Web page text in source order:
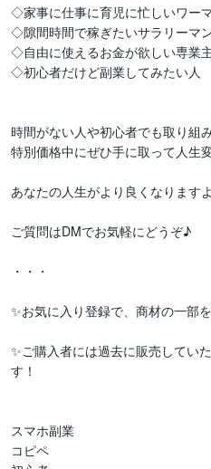
◇家事に仕事に育児に忙しいワー
◇隙間時間で稼ぎたいサラリーマ
◇自由に使えるお金が欲しい専業
◇初心者だけど副業してみたい人
時間がない人や初心者でも取り組
特別価格中にぜひ手に取って人生
あなたの人生がより良くなります
ご質問はDMでお気軽にどうぞ♪
・・・
✨お気に入り登録で、商材の一部
✨ご購入者には過去に販売してい
す！
スマホ副業
コピペ